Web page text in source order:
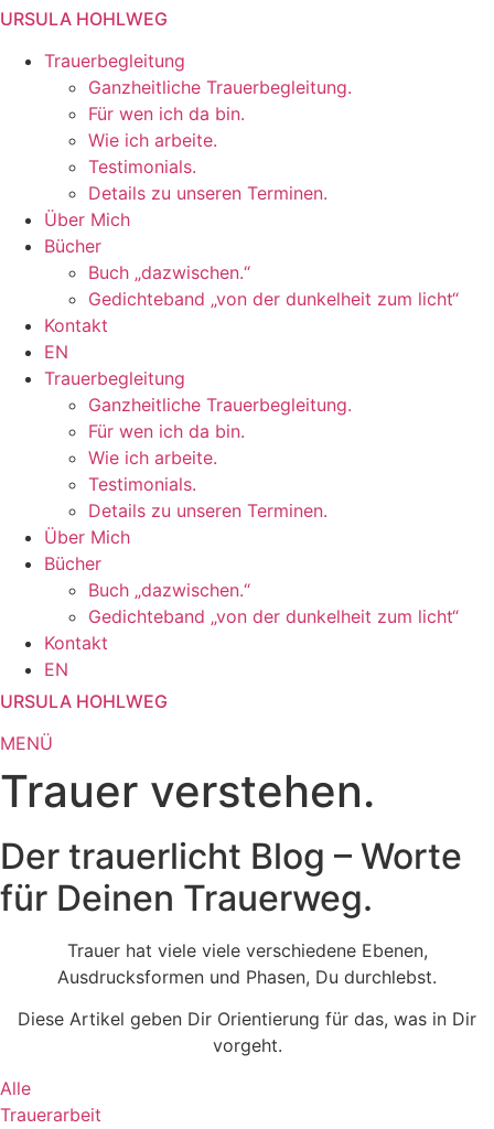
Zum
springen
URSULA HOHLWEG
Trauerbegleitung
Ganzheitliche Trauerbegleitung.
Für wen ich da bin.
Wie ich arbeite.
Testimonials.
Details zu unseren Terminen.
Über Mich
Bücher
Buch „dazwischen.“
Gedichteband „von der dunkelheit zum licht“
Kontakt
EN
Trauerbegleitung
Ganzheitliche Trauerbegleitung.
Für wen ich da bin.
Wie ich arbeite.
Testimonials.
Details zu unseren Terminen.
Über Mich
Bücher
Buch „dazwischen.“
Gedichteband „von der dunkelheit zum licht“
Kontakt
EN
URSULA HOHLWEG
MENÜ
Trauer verstehen.
Der trauerlicht Blog – Worte
für Deinen Trauerweg.
Trauer hat viele viele verschiedene Ebenen,
Ausdrucksformen und Phasen, Du durchlebst.
Diese Artikel geben Dir Orientierung für das, was in Dir
vorgeht.
Alle
Trauerarbeit